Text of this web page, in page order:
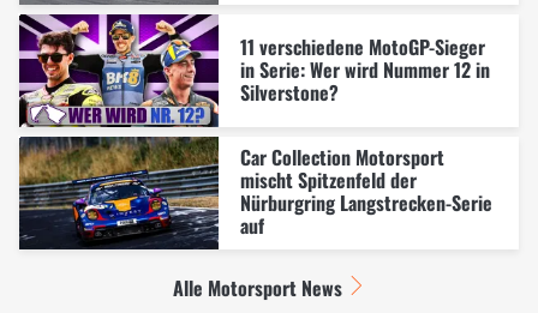
11 verschiedene MotoGP-Sieger
in Serie: Wer wird Nummer 12 in
Silverstone?
Car Collection Motorsport
mischt Spitzenfeld der
Nürburgring Langstrecken-Serie
auf
Alle Motorsport News